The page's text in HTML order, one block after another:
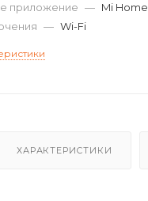
приложение — Mi Home
— Wi-Fi
ХАРАКТЕРИСТИКИ